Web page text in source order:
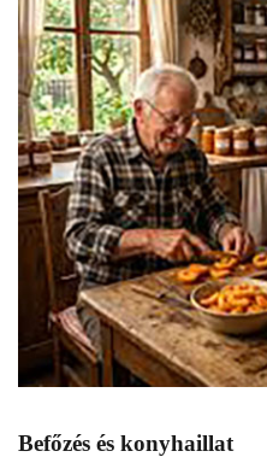
Befőzés és konyhaillat